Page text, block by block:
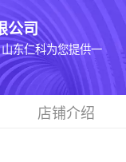
公司
东仁科为您提供一
店铺介绍